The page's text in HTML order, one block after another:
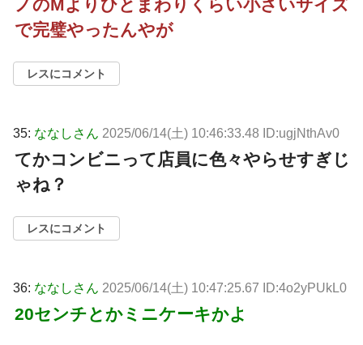
ノのMよりひとまわりくらい小さいサイズ
で完璧やったんやが
レスにコメント
35: ななしさん 2025/06/14(土) 10:46:33.48 ID:ugjNthAv0
てかコンビニって店員に色々やらせすぎじ
ゃね？
レスにコメント
36: ななしさん 2025/06/14(土) 10:47:25.67 ID:4o2yPUkL0
20センチとかミニケーキかよ